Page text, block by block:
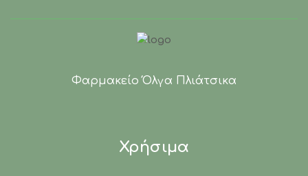
Φαρμακείο Όλγα Πλιάτσικα
Χρήσιμα